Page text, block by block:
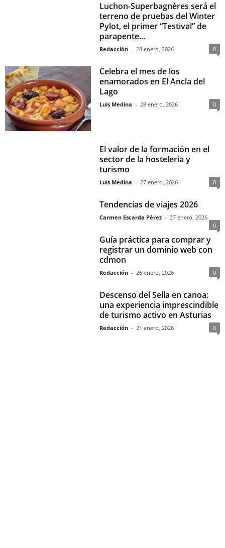
Luchon-Superbagnères será el
terreno de pruebas del Winter
Pylot, el primer “Testival” de
parapente...
Redacción - 28 enero, 2026 0
Celebra el mes de los
enamorados en El Ancla del
Lago
Luis Medina - 28 enero, 2026 0
El valor de la formación en el
sector de la hostelería y
turismo
Luis Medina - 27 enero, 2026 0
Tendencias de viajes 2026
Carmen Escarda Pérez - 27 enero, 2026
0
Guía práctica para comprar y
registrar un dominio web con
cdmon
Redacción - 26 enero, 2026 0
Descenso del Sella en canoa:
una experiencia imprescindible
de turismo activo en Asturias
Redacción - 21 enero, 2026 0